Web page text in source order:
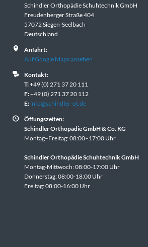
Schindler Orthopädie Schuhtechnik GmbH
Freudenberger Straße 404
57072 Siegen-Seelbach
Deutschland
Anfahrt:
Auf Google Maps ansehen
Kontakt:
T:+49 (0) 271 37 20 111
F:+49 (0) 271 37 20 112
E: info@schindler-ot.de
Öffungszeiten:
Schindler Orthopädie GmbH & Co. KG
Montag–Freitag: 08:00–17:00 Uhr
Schindler Orthopädie Schuhtechnik GmbH
Montag-Mittwoch: 08:00-17:00 Uhr
Donnerstag: 08:00-18:00 Uhr
Freitag: 08:00-16:00 Uhr